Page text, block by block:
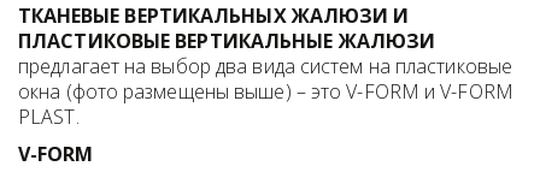
ТКАНЕВЫЕ ВЕРТИКАЛЬНЫХ ЖАЛЮЗИ И
ПЛАСТИКОВЫЕ ВЕРТИКАЛЬНЫЕ ЖАЛЮЗИ
предлагает на выбор два вида систем на пластиковые
окна (фото размещены выше) – это V-FORM и V-FORM
PLAST.
V-FORM